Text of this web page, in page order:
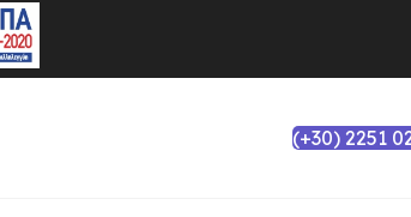
(+30) 2251